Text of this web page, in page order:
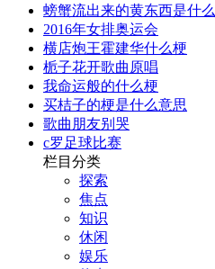
螃蟹流出来的黄东西是什么
2016年女排奥运会
横店炮王霍建华什么梗
栀子花开歌曲原唱
我命运般的什么梗
买桔子的梗是什么意思
歌曲朋友别哭
c罗足球比赛
栏目分类
探索
焦点
知识
休闲
娱乐